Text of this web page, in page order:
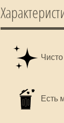
Чисто
Есть